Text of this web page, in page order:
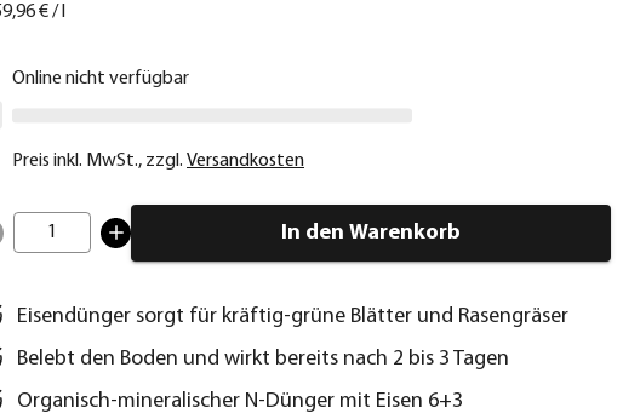
€/
Online nicht verfügbar
Preis inkl. MwSt., zzgl. Versandkosten
1 In den Warenkorb
Eisendünger sorgt für kräftig-grüne Blätter und Rasengräser
Belebt den Boden und wirkt bereits nach 2 bis 3 Tagen
Organisch-mineralischer N-Dünger mit Eisen 6+3